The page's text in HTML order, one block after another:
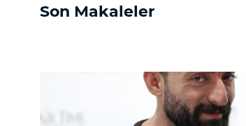
Son Makaleler